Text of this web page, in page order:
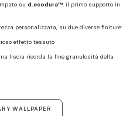
su d.ecodura™, il primo supporto in
personalizzata, su due diverse finiture:
effetto tessuto
liscia ricorda la fine granulosità della
WALLPAPER